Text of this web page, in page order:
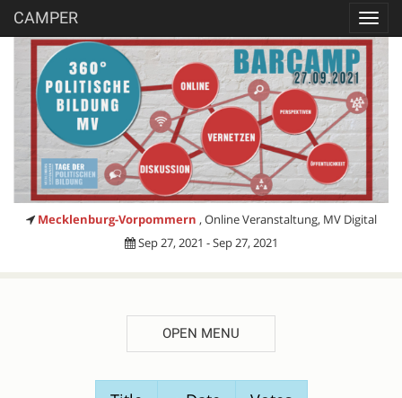
CAMPER
Mecklenburg-Vorpommern , Online Veranstaltung, MV Digital
Sep 27, 2021 - Sep 27, 2021
OPEN MENU